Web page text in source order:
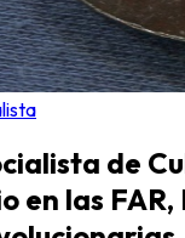
de
en las FAR,